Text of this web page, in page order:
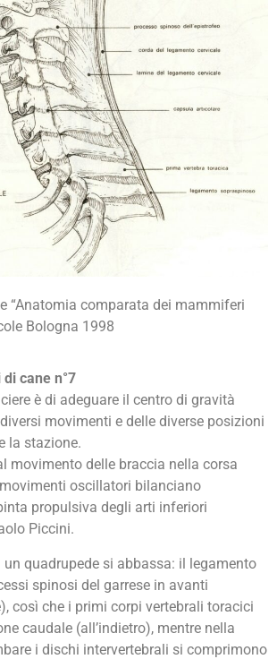
“Anatomia comparata dei mammiferi
Bologna 1998
cane n°7
è di adeguare il centro di gravità
movimenti e delle diverse posizioni
la stazione.
movimento delle braccia nella corsa
oscillatori bilanciano
propulsiva degli arti inferiori
Piccini.
quadrupede si abbassa: il legamento
spinosi del garrese in avanti
così che i primi corpi vertebrali toracici
caudale (all’indietro), mentre nella
i dischi intervertebrali si comprimono